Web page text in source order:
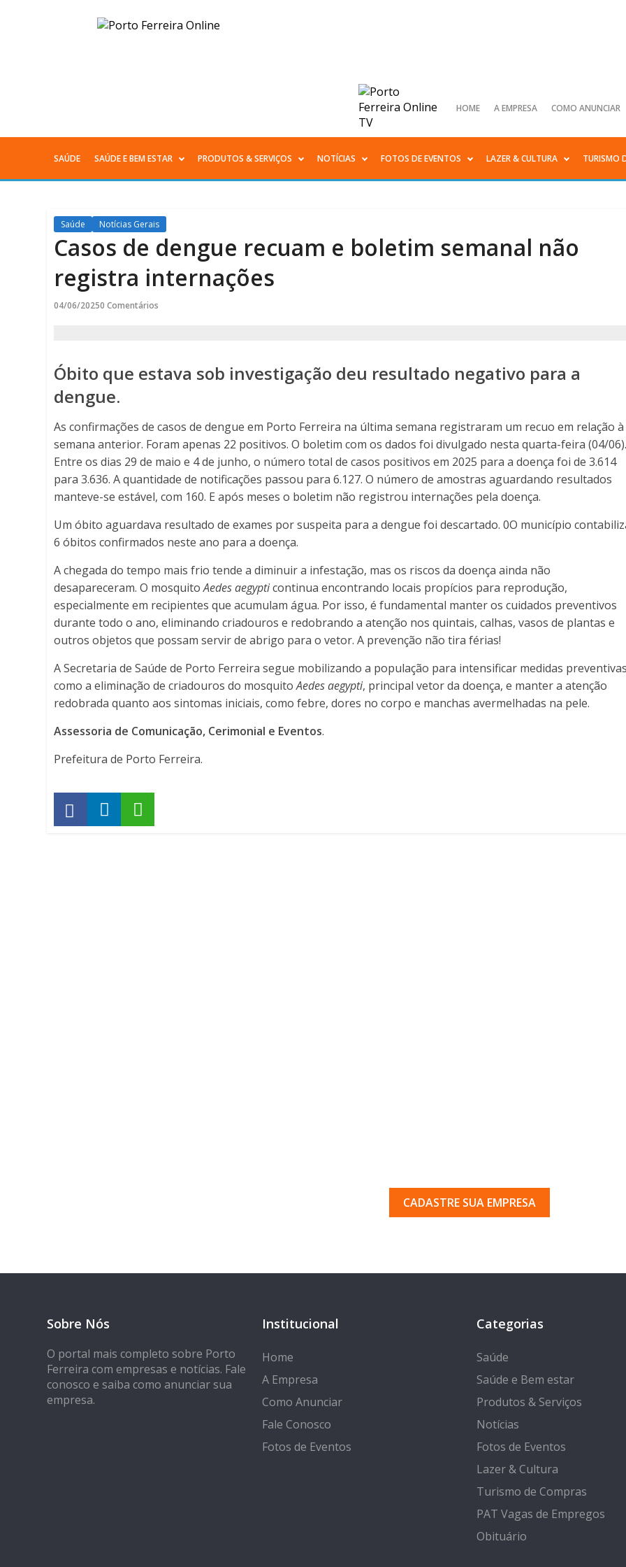
Casos
e
boletim
semanal
não
registra
internações
Porto
Ferreira
Online
-
Porto
Ferreira
Online
HOME A EMPRESA COMO ANUNCIAR
Menu
SAÚDE SAÚDE E BEM ESTAR PRODUTOS & SERVIÇOS NOTÍCIAS FOTOS DE EVENTOS LAZER & CULTURA TURISMO
Saúde Notícias Gerais
Casos de dengue recuam e boletim semanal não
registra internações
04/06/20250 Comentários
Óbito que estava sob investigação deu resultado negativo para a
dengue.
As confirmações de casos de dengue em Porto Ferreira na última semana registraram um recuo em relação à
semana anterior. Foram apenas 22 positivos. O boletim com os dados foi divulgado nesta quarta-feira (04/
Entre os dias 29 de maio e 4 de junho, o número total de casos positivos em 2025 para a doença foi de 3.614
para 3.636. A quantidade de notificações passou para 6.127. O número de amostras aguardando resultados
manteve-se estável, com 160. E após meses o boletim não registrou internações pela doença.
Um óbito aguardava resultado de exames por suspeita para a dengue foi descartado. 0O município
6 óbitos confirmados neste ano para a doença.
A chegada do tempo mais frio tende a diminuir a infestação, mas os riscos da doença ainda não
desapareceram. O mosquitoAedes aegypticontinua encontrando locais propícios para reprodução,
especialmente em recipientes que acumulam água. Por isso, é fundamental manter os cuidados preventivos
durante todo o ano, eliminando criadouros e redobrando a atenção nos quintais, calhas, vasos de plantas e
outros objetos que possam servir de abrigo para o vetor. A prevenção não tira férias!
A Secretaria de Saúde de Porto Ferreira segue mobilizando a população para intensificar medidas
como a eliminação de criadouros do mosquitoAedes aegypti, principal vetor da doença, e manter a atenção
redobrada quanto aos sintomas iniciais, como febre, dores no corpo e manchas avermelhadas na pele.
Assessoria de Comunicação, Cerimonial e Eventos.
Prefeitura de Porto Ferreira.
CADASTRE SUA EMPRESA
Sobre Nós
O portal mais completo sobre Porto
Ferreira com empresas e notícias. Fale
conosco e saiba como anunciar sua
empresa.
Institucional
Home
A Empresa
Como Anunciar
Fale Conosco
Fotos de Eventos
Categorias
Saúde
Saúde e Bem estar
Produtos & Serviços
Notícias
Fotos de Eventos
Lazer & Cultura
Turismo de Compras
PAT Vagas de Empregos
Obituário